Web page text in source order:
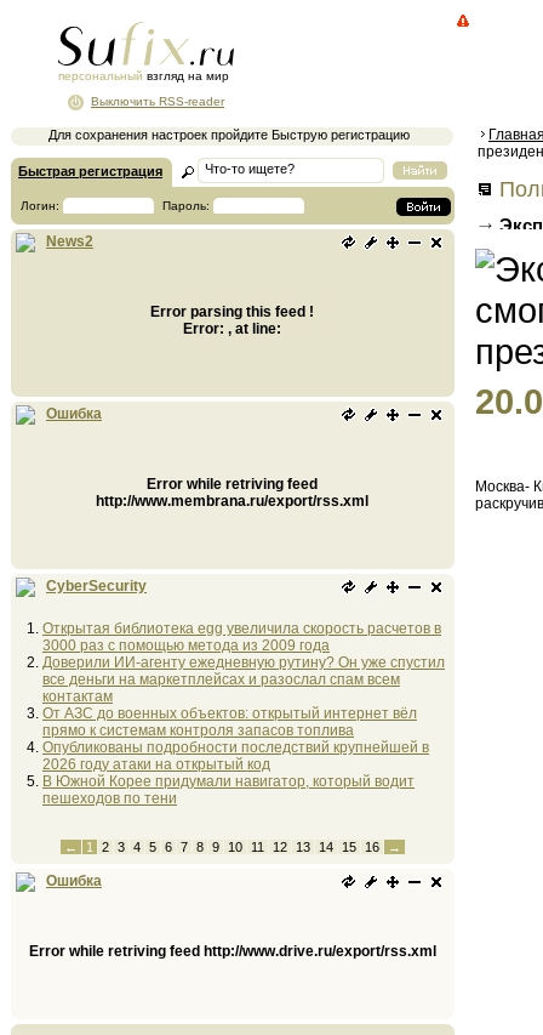
персональный взгляд на мир
Для сохранения настроек пройдите Быструю регистрацию
Выключить RSS-reader
Быстрая регистрация
Логин: Пароль:
News2
Error parsing this feed !
Error: , at line:
Ошибка
Error while retriving feed
http://www.membrana.ru/export/rss.xml
CyberSecurity
Открытая библиотека egg увеличила скорость расчетов в
3000 раз с помощью метода из 2009 года
Доверили ИИ-агенту ежедневную рутину? Он уже спустил
все деньги на маркетплейсах и разослал спам всем
контактам
От АЗС до военных объектов: открытый интернет вёл
прямо к системам контроля запасов топлива
Опубликованы подробности последствий крупнейшей в
2026 году атаки на открытый код
В Южной Корее придумали навигатор, который водит
пешеходов по тени
← 1 2 3 4 5 6 7 8 9 10 11 12 13 14 15 16 →
Ошибка
Error while retriving feed http://www.drive.ru/export/rss.xml
на
Москва-